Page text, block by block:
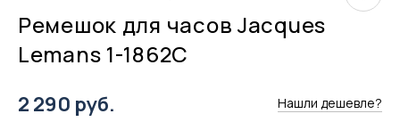
Ремешок для часов Jacques
Lemans 1-1862C
2 290 руб. Нашли дешевле?